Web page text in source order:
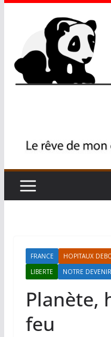
FRANCE HOPITAUX
LIBERTE
NOTRE DEVENIR
Planète,
feu